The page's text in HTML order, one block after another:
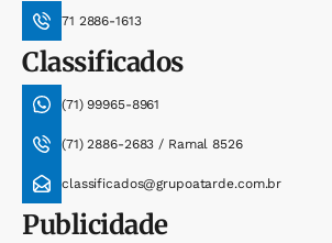
71 2886-1613
Classificados
(71) 99965-8961
(71) 2886-2683 / Ramal 8526
classificados@grupoatarde.com.br
Publicidade